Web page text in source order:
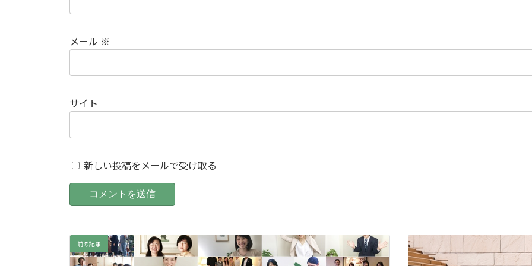
メール ※
サイト
新しい投稿をメールで受け取る
前の記事